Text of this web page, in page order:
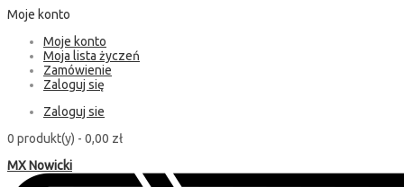
Moje konto
Moje konto
Moja lista życzeń
Zamówienie
Zaloguj się
Zaloguj sie
0 produkt(y) - 0,00 zł
MX Nowicki